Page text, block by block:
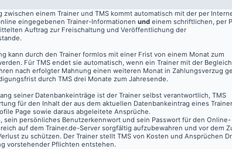
zwischen einem Trainer und TMS kommt automatisch mit der per
eingegebenen Trainer-Informationen und einem schriftlichen, per
Auftrag zur Freischaltung und Veröffentlichung der
kann durch den Trainer formlos mit einer Frist von einem Monat zum
Für TMS endet sie automatisch, wenn ein Trainer mit der
nach erfolgter Mahnung einen weiteren Monat in Zahlungsverzug
durch TMS drei Monate zum Jahresende.
seiner Datenbankeinträge ist der Trainer selbst verantwortlich, TMS
für den Inhalt der aus dem aktuellen Datenbankeintrag eines
Page sowie daraus abgeleitete Ansprüche.
sein persönliches Benutzerkennwort und sein Passwort für den Online-
auf dem Trainer.de-Server sorgfältig aufzubewahren und vor dem
zu schützen. Der Trainer stellt TMS von Kosten und Ansprüchen
vorstehender Pflichten entstehen.